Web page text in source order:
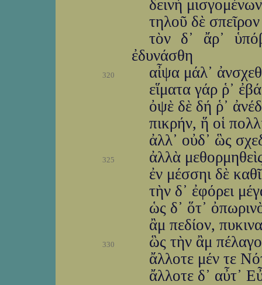
δεινὴ
τηλοῦ δὲ
τὸν δ᾽ ἄρ᾽
ἐδυνάσθη
320
αἶψα μάλ᾽
εἵματα γάρ ῥ᾽
ὀψὲ δὲ δή ῥ᾽
πικρήν, ἥ οἱ
ἀλλ᾽ οὐδ᾽ ὣς
325
ἀλλὰ
ἐν μέσσηι δὲ
τὴν δ᾽ ἐφόρει
ὡς δ᾽ ὅτ᾽
ἂμ πεδίον,
330
ὣς τὴν ἂμ
ἄλλοτε μέν τε
ἄλλοτε δ᾽ αὖτ᾽